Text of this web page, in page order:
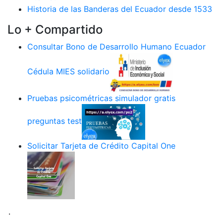
Historia de las Banderas del Ecuador desde 1533
Lo + Compartido
Consultar Bono de Desarrollo Humano Ecuador
Cédula MIES solidario
Pruebas psicométricas simulador gratis
preguntas test
Solicitar Tarjeta de Crédito Capital One
.